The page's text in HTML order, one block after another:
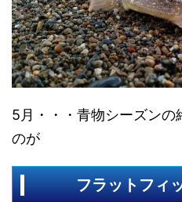
5月・・・青物シーズンの
のが
フラットフィ